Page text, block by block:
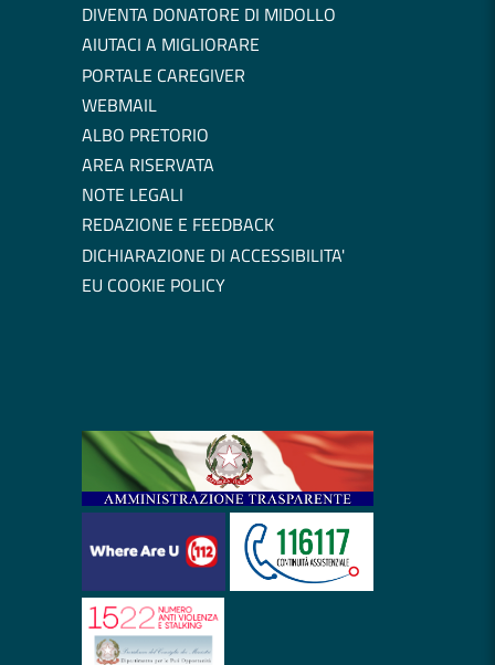
DIVENTA DONATORE DI MIDOLLO
AIUTACI A MIGLIORARE
PORTALE CAREGIVER
WEBMAIL
ALBO PRETORIO
AREA RISERVATA
NOTE LEGALI
REDAZIONE E FEEDBACK
DICHIARAZIONE DI ACCESSIBILITA'
EU COOKIE POLICY